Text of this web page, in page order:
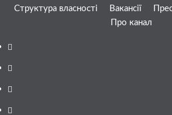
Структура власності
Вакансії
Про канал
Facebook
YouTube
Telegram
Instagram